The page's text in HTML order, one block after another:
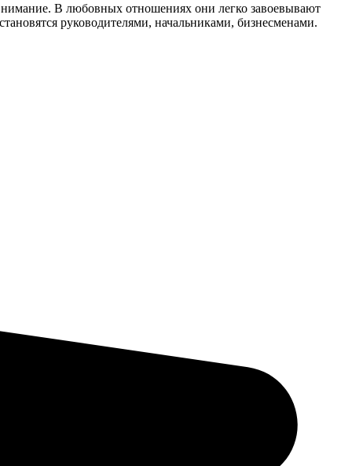
В любовных отношениях они легко завоевывают
руководителями, начальниками, бизнесменами.